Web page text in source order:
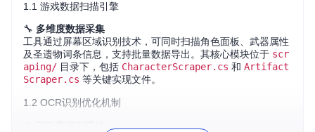
1.1 游戏数据扫描引擎
🔧 多维度数据采集
工具通过屏幕区域识别技术，可同时扫描角色面板、武器属性
及圣遗物词条信息，支持批量数据导出。其核心模块位于 scr
aping/ 目录下，包括 CharacterScraper.cs 和 Artifact
Scraper.cs 等关键实现文件。
1.2 OCR识别优化机制